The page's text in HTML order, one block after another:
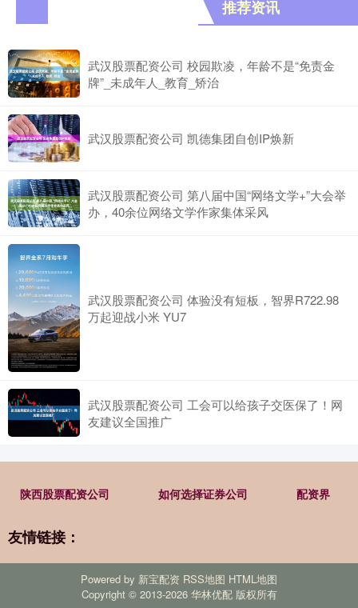
推荐资讯
武汉股票配资公司 校园欺凌，年龄不是“免责金
牌”_未成年人_教育_矫治
武汉股票配资公司 凯德集团自创IP焕新
武汉股票配资公司 第八届中国“网络文学+”大会举
办，40余位网络文学作家集体采风
武汉股票配资公司 体验没有短板，智界R722.98
万起迎战小米 YU7
武汉股票配资公司 工会可以给孩子交医保了！网
友建议全国推广
陕西股票配资公司 如何选择证券公司 配资界
友情链接：
Powered by 新宝配资 RSS地图 HTML地图
Copyright © 2013-2026 华林优配 版权所有